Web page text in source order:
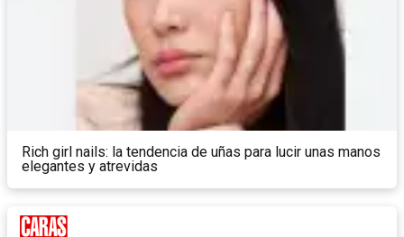
Rich girl nails: la tendencia de uñas para lucir unas manos
elegantes y atrevidas